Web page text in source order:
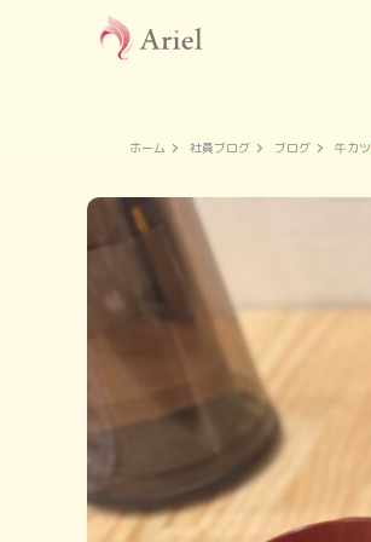
ホーム 社員ブログ ブログ 牛カツ